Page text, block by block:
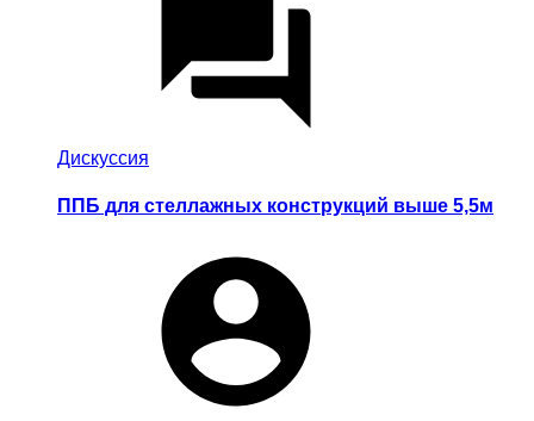
Дискуссия
ППБ для стеллажных конструкций выше 5,5м